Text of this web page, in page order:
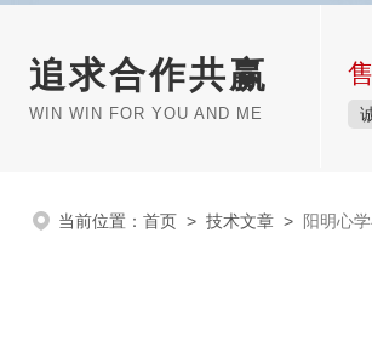
追求合作共赢
WIN WIN FOR YOU AND ME
当前位置： 首页 > 技术文章 > 阳明心